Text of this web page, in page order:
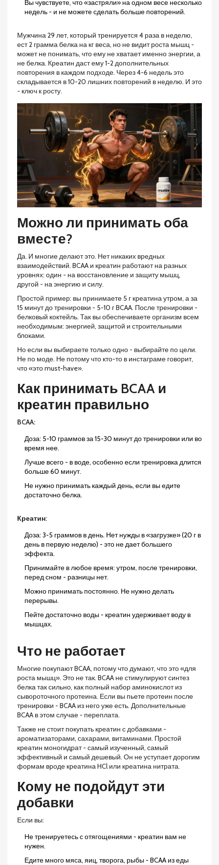
Вы чувствуете, что «застряли» на одном весе несколько
недель - и не можете сделать больше повторений.
Мужчина 29 лет, который тренируется 4 раза в неделю,
ест 2 грамма белка на кг веса, но не видит роста мышц -
может не понимать, что ему не хватает именно энергии, а
не белка. Креатин даст ему 1-2 дополнительных
повторения в каждом подходе. Через 4-6 недель это
складывается в 10-20 лишних повторений в неделю. И это
- ключ к росту.
Можно ли принимать оба
вместе?
Да. И многие делают это. Нет никаких вредных
взаимодействий. BCAA и креатин работают на разных
уровнях: один - на восстановление и защиту мышц,
другой - на энергию и силу.
Простой пример: вы принимаете 5 г креатина утром, а за
15 минут до тренировки - 5-10 г BCAA. После тренировки -
белковый коктейль. Так вы обеспечиваете организм всем
необходимым: энергией, защитой и строительными
блоками.
Но если вы выбираете только одно - выбирайте по цели.
Не по моде. Не потому что кто-то в инстаграме говорит,
что «это must-have».
Как принимать BCAA и
креатин правильно
BCAA:
Доза: 5-10 граммов за 15-30 минут до тренировки или во
время нее.
Лучше всего - в воде, особенно если тренировка длится
больше 60 минут.
Не нужно принимать каждый день, если вы едите
достаточно белка.
Креатин:
Доза: 3-5 граммов в день. Нет нужды в «загрузке» (20 г в
день в первую неделю) - это не дает большего
эффекта.
Принимайте в любое время: утром, после тренировки,
перед сном - разницы нет.
Можно принимать постоянно. Не нужно делать
перерывы.
Пейте достаточно воды - креатин удерживает воду в
мышцах.
Что не работает
Многие покупают BCAA, потому что думают, что это «для
роста мышц». Это не так. BCAA не стимулируют синтез
белка так сильно, как полный набор аминокислот из
сывороточного протеина. Если вы пьете протеин после
тренировки - BCAA из него уже есть. Дополнительные
BCAA в этом случае - переплата.
Также не стоит покупать креатин с добавками -
ароматизаторами, сахарами, витаминами. Простой
креатин моногидрат - самый изученный, самый
эффективный и самый дешевый. Он не уступает дорогим
формам вроде креатина HCl или креатина нитрата.
Кому не подойдут эти
добавки
Если вы:
Не тренируетесь с отягощениями - креатин вам не
нужен.
Едите много мяса, яиц, творога, рыбы - BCAA из еды